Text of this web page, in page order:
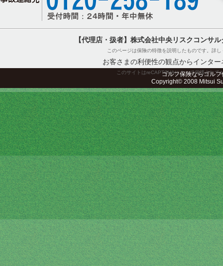
【代理店・扱者】株式会社中央リスクコンサ
このページは保険の特徴を説明したものです。詳
お客さまの利便性の観点からインタ
このサイトはreCAPTCHAによって保護されて
ゴルフ保険ならゴル
Copyright© 2008 Mitsui